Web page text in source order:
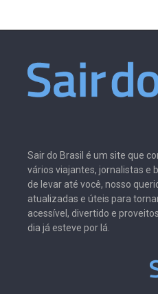
Sair do Brasil é um site que
vários viajantes, jornalistas e
de levar até você, nosso
atualizadas e úteis para
acessível, divertido e
dia já esteve por lá.